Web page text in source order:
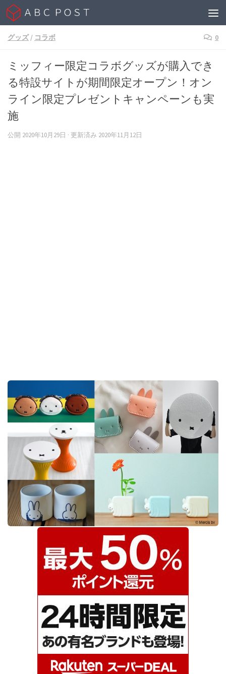
Skip to content
グッズ / コラボ 0
ミッフィー限定コラボグッズが購入でき
る特設サイトが期間限定オープン！オン
ライン限定プレゼントキャンペーンも実
施
公開 2020年10月29日 · 更新済み 2020年11月12日